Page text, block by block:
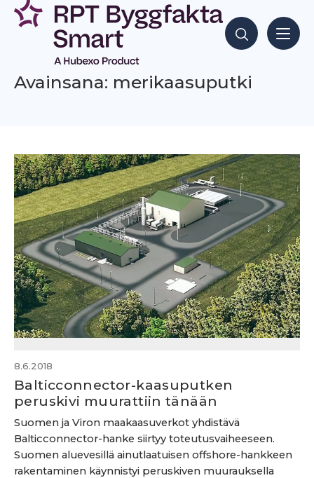
Siirry
sisältöön
Hae sisältöjä
Avainsana: merikaasuputki
8.6.2018
Balticconnector-kaasuputken
peruskivi muurattiin tänään
Suomen ja Viron maakaasuverkot yhdistävä
Balticconnector-hanke siirtyy toteutusvaiheeseen.
Suomen aluevesillä ainutlaatuisen offshore-hankkeen
rakentaminen käynnistyi peruskiven muurauksella